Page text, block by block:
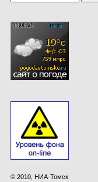
© 2010, НИА-Томск